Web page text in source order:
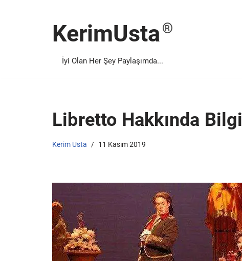
KerimUsta
İyi Olan Her Şey Paylaşımda...
Libretto Hakkında Bilgi
Kerim Usta 11 Kasım 2019